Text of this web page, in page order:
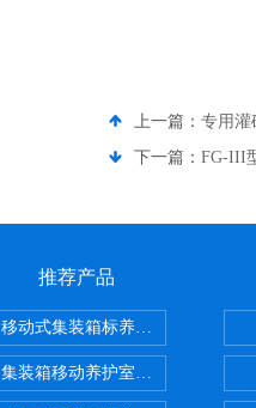
上一篇： 专用灌
下一篇： FG-III
推荐产品
移动式集装箱标养室 养护室设备
集装箱移动养护室 标养室